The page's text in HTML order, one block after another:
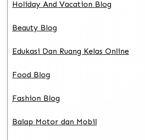
Holiday And Vacation Blog
Beauty Blog
Edukasi Dan Ruang Kelas Online
Food Blog
Fashion Blog
Balap Motor dan Mobil